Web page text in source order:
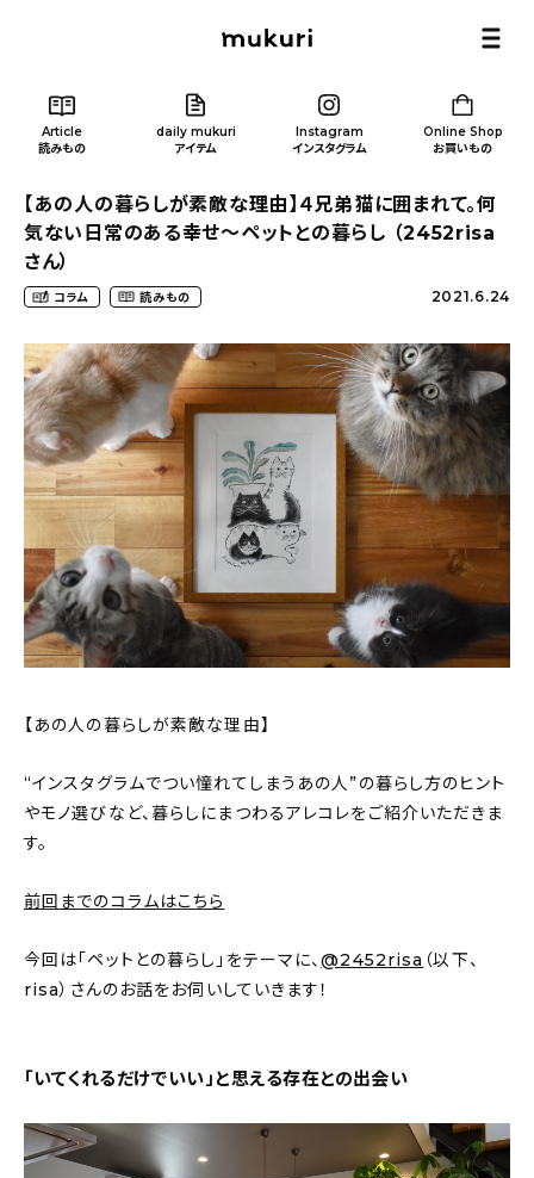
Article
読みもの
daily mukuri
アイテム
Instagram
インスタグラム
Online Shop
お買いもの
カテゴリー一覧
新着記事
人気の記事
おすすめの記事
コラム
収納/掃除
新着記事
人気の記事
【あの人の暮らしが素敵な理由】４兄弟猫に囲まれて。何
気ない日常のある幸せ〜ペットとの暮らし （2452risa
さん）
コラム 読みもの 2021.6.24
【あの人の暮らしが素敵な理由】
“インスタグラムでつい憧れてしまうあの人”の暮らし方のヒント
やモノ選びなど、暮らしにまつわるアレコレをご紹介いただきま
す。
前回までのコラムはこちら
今回は「ペットとの暮らし」をテーマに、@2452risa （以下、
risa）さんのお話をお伺いしていきます！
「いてくれるだけでいい」と思える存在との出会い